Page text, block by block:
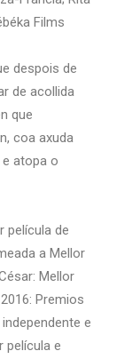
Films
despois de
de acollida
que
coa axuda
atopa o
película de
a Mellor
Mellor
Premios
e
película e